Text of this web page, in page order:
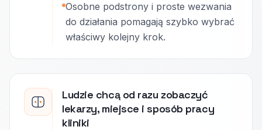
Osobne podstrony i proste wezwania
do działania pomagają szybko wybrać
właściwy kolejny krok.
Ludzie chcą od razu zobaczyć
lekarzy, miejsce i sposób pracy
kliniki